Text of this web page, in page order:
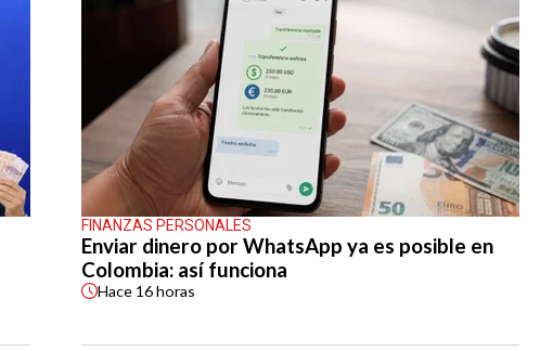
FINANZAS PERSONALES
Enviar dinero por WhatsApp ya es posible en
Colombia: así funciona
Hace 16 horas